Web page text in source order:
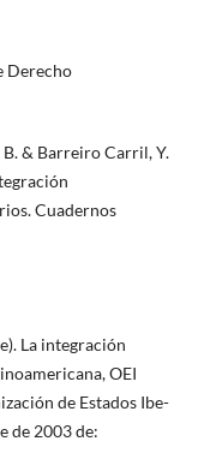
Derecho
B. & Barreiro Carril, Y.
Cuadernos
La integración
OEI
de Estados Ibe-
de 2003 de: